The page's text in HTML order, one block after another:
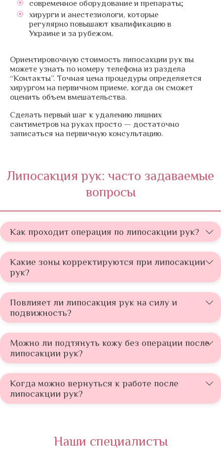
современное оборудование и препараты;
хирурги и анестезиологи, которые
регулярно повышают квалификацию в
Украине и за рубежом.
Ориентировочную стоимость липосакции рук вы
можете узнать по номеру телефона из раздела
“Контакты”. Точная цена процедуры определяется
хирургом на первичном приеме, когда он сможет
оценить объем вмешательства.
Сделать первый шаг к удалению лишних
сантиметров на руках просто — достаточно
записаться на первичную консультацию.
Липосакция рук: часто задаваемые
вопросы
Как проходит операция по липосакции рук?
Какие зоны корректируются при липосакции
рук?
Повлияет ли липосакция рук на силу и
подвижность?
Можно ли подтянуть кожу без операции после
липосакции рук?
Когда можно вернуться к работе после
липосакции рук?
Наши специалисты